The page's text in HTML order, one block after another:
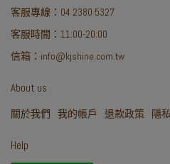
客服專線：04 2380 5327
客服時間：11:00-20:00
信箱：info@kjshine.com.tw
About us
關於我們 我的帳戶 退款政策 隱
Help